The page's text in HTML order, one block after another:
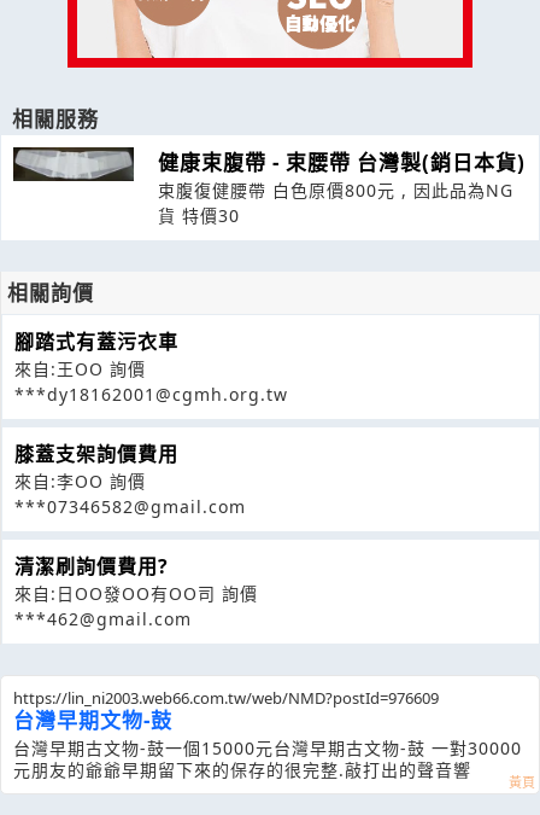
相關服務
健康束腹帶 - 束腰帶 台灣製(銷日本貨)
束腹復健腰帶 白色原價800元 , 因此品為NG
貨 特價30
相關詢價
腳踏式有蓋污衣車
來自:王OO 詢價
***dy18162001@cgmh.org.tw
膝蓋支架詢價費用
來自:李OO 詢價
***07346582@gmail.com
清潔刷詢價費用?
來自:日OO發OO有OO司 詢價
***462@gmail.com
https://lin_ni2003.web66.com.tw/web/NMD?postId=976609
台灣早期文物-鼓
台灣早期古文物-鼓一個15000元台灣早期古文物-鼓 一對30000
元朋友的爺爺早期留下來的保存的很完整.敲打出的聲音響